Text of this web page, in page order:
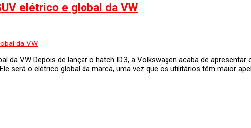
elétrico e global da VW
da VW Depois de lançar o hatch ID.3, a Volkswagen acaba de
será o elétrico global da marca, uma vez que os utilitários têm maior